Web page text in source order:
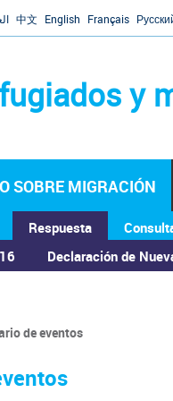
中文 English Français
y
SOBRE MIGRACIÓN
Respuesta
Declaración de
de eventos